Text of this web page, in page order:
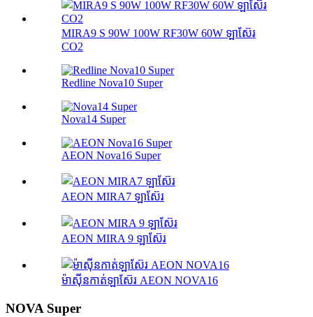
MIRA9 S 90W 100W RF30W 60W ឡាស៊ែរ
CO2
Redline Nova10 Super
Nova14 Super
AEON Nova16 Super
AEON MIRA7 ឡាស៊ែរ
AEON MIRA 9 ឡាស៊ែរ
ម៉ាស៊ីនកាត់ឡាស៊ែរ AEON NOVA16
NOVA Super